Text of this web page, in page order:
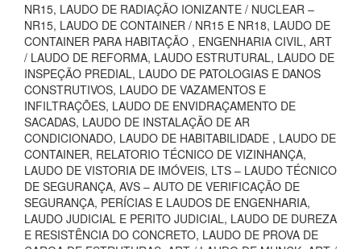
NR15, LAUDO DE RADIAÇÃO IONIZANTE / NUCLEAR –
NR15, LAUDO DE CONTAINER / NR15 E NR18, LAUDO DE
CONTAINER PARA HABITAÇÃO , ENGENHARIA CIVIL, ART
/ LAUDO DE REFORMA, LAUDO ESTRUTURAL, LAUDO DE
INSPEÇÃO PREDIAL, LAUDO DE PATOLOGIAS E DANOS
CONSTRUTIVOS, LAUDO DE VAZAMENTOS E
INFILTRAÇÕES, LAUDO DE ENVIDRAÇAMENTO DE
SACADAS, LAUDO DE INSTALAÇÃO DE AR
CONDICIONADO, LAUDO DE HABITABILIDADE , LAUDO DE
CONTAINER, RELATORIO TÉCNICO DE VIZINHANÇA,
LAUDO DE VISTORIA DE IMÓVEIS, LTS – LAUDO TÉCNICO
DE SEGURANÇA, AVS – AUTO DE VERIFICAÇÃO DE
SEGURANÇA, PERÍCIAS E LAUDOS DE ENGENHARIA,
LAUDO JUDICIAL E PERITO JUDICIAL, LAUDO DE DUREZA
E RESISTÊNCIA DO CONCRETO, LAUDO DE PROVA DE